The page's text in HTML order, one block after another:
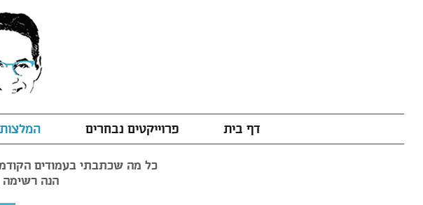
דף בית פרוייקטים נבחרים המלצות
כל מה שכתבתי בעמודים
הנה